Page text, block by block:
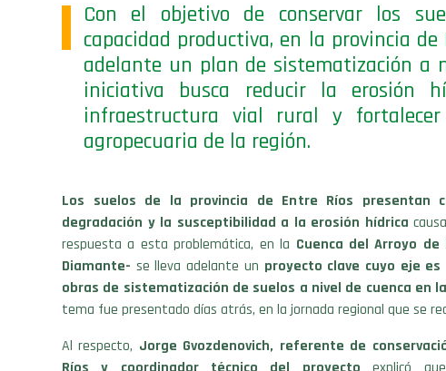
Con el objetivo de conservar los
capacidad productiva, en la provincia de
adelante un plan de sistematización a
iniciativa busca reducir la erosión
infraestructura vial rural y
agropecuaria de la región.
Los suelos de la provincia de Entre Ríos presentan
degradación y la susceptibilidad a la erosión hídrica
respuesta a esta problemática, en la Cuenca del Arroyo
Diamante- se lleva adelante un proyecto clave cuyo eje
obras de sistematización de suelos a nivel de cuenca en
tema fue presentado días atrás, en la jornada regional que se
Al respecto, Jorge Gvozdenovich, referente de